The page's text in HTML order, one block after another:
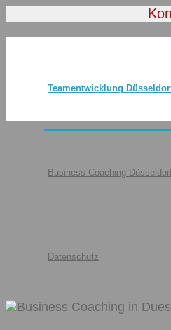
Teamentwicklung
Business Coaching
Datenschutz